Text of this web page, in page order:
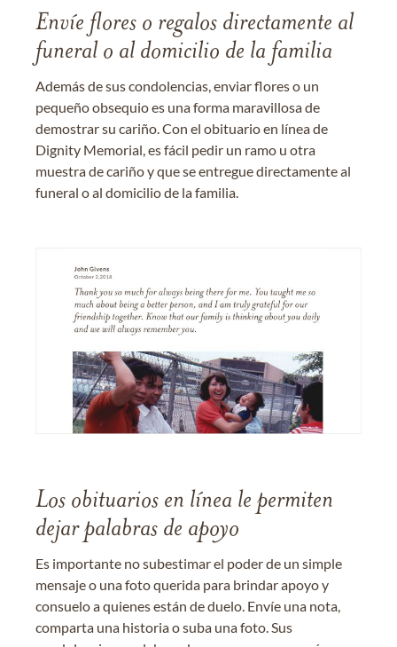
Envíe flores o regalos directamente al
funeral o al domicilio de la familia
Además de sus condolencias, enviar flores o un
pequeño obsequio es una forma maravillosa de
demostrar su cariño. Con el obituario en línea de
Dignity Memorial, es fácil pedir un ramo u otra
muestra de cariño y que se entregue directamente al
funeral o al domicilio de la familia.
Los obituarios en línea le permiten
dejar palabras de apoyo
Es importante no subestimar el poder de un simple
mensaje o una foto querida para brindar apoyo y
consuelo a quienes están de duelo. Envíe una nota,
comparta una historia o suba una foto. Sus